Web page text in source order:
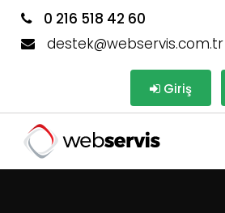
0 216 518 42 60
destek@webservis.com.tr
Giriş